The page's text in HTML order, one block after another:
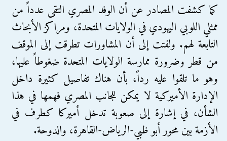
كما كشفت المصادر عن أن الوفد المصري التقى عدداً من
ممثلي اللوبي اليهودي في الولايات المتحدة، ومراكز الأبحاث
التابعة لهم. ولفتت إلى أن المشاورات تطرقت إلى الموقف
من قطر وضرورة ممارسة الولايات المتحدة ضغوطاً عليها،
وهو ما تلقوا عليه رداً، بأن هناك تفاصيل كثيرة داخل
الإدارة الأميركية لا يمكن للجانب المصري فهمها في هذا
الشأن، في إشارة إلى صعوبة تدخل أميركا كطرف في
الأزمة بين محور أبو ظبي-الرياض-القاهرة، والدوحة.